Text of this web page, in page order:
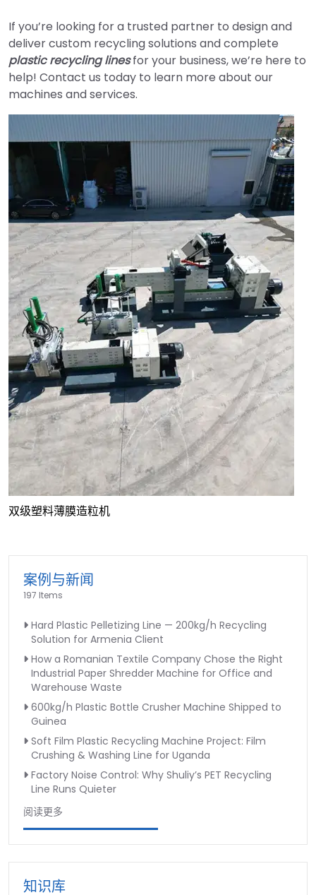
If you’re looking for a trusted partner to design and
deliver custom recycling solutions and complete
plastic recycling linesfor your business, we’re here to
help! Contact us today to learn more about our
machines and services.
双级塑料薄膜造粒机
案例与新闻
197 Items
Hard Plastic Pelletizing Line — 200kg/h Recycling
Solution for Armenia Client
How a Romanian Textile Company Chose the Right
Industrial Paper Shredder Machine for Office and
Warehouse Waste
600kg/h Plastic Bottle Crusher Machine Shipped to
Guinea
Soft Film Plastic Recycling Machine Project: Film
Crushing & Washing Line for Uganda
Factory Noise Control: Why Shuliy’s PET Recycling
Line Runs Quieter
阅读更多
知识库